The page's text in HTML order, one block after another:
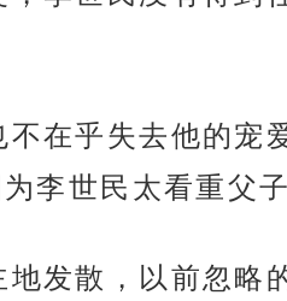
在乎失去他的宠
李世民太看重父
发散，以前忽略